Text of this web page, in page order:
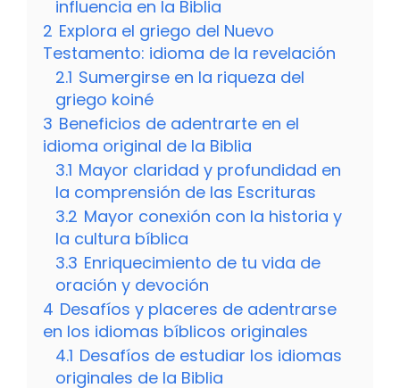
influencia en la Biblia
2 Explora el griego del Nuevo
Testamento: idioma de la revelación
2.1 Sumergirse en la riqueza del
griego koiné
3 Beneficios de adentrarte en el
idioma original de la Biblia
3.1 Mayor claridad y profundidad en
la comprensión de las Escrituras
3.2 Mayor conexión con la historia y
la cultura bíblica
3.3 Enriquecimiento de tu vida de
oración y devoción
4 Desafíos y placeres de adentrarse
en los idiomas bíblicos originales
4.1 Desafíos de estudiar los idiomas
originales de la Biblia